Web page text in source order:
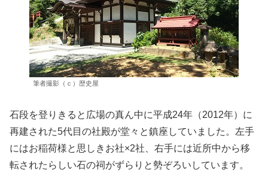
筆者撮影（ｃ）歴史屋
石段を登りきると広場の真ん中に平成24年（2012年）に
再建された5代目の社殿が堂々と鎮座していました。左手
にはお稲荷様と思しきお社×2社、右手には近所中から移
転されたらしい石の祠がずらりと勢ぞろいしています。